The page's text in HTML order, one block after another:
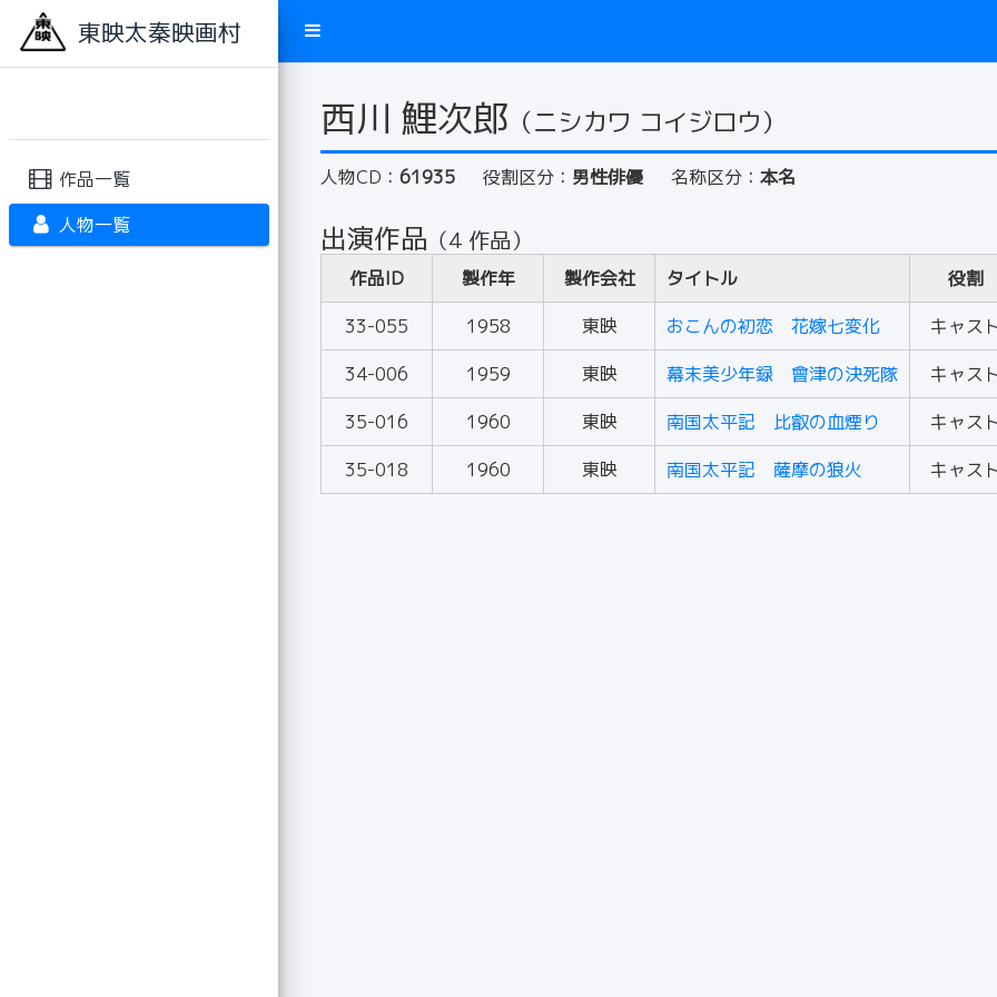
東映太秦映画村
作品一覧
人物一覧
西川 鯉次郎 （ニシカワ コイジロウ）
人物CD： 61935 役割区分： 男性俳優 名称区分： 本名
出演作品 （4 作品）
作品ID 製作年 製作会社 タイトル
役割
33-055
1958 東映 おこんの初恋 花嫁七変化
キャス
34-006
1959 東映 幕末美少年録 會津の決死隊
キャス
35-016
1960 東映 南国太平記 比叡の血煙り
キャス
35-018
1960 東映 南国太平記 薩摩の狼火 キャス